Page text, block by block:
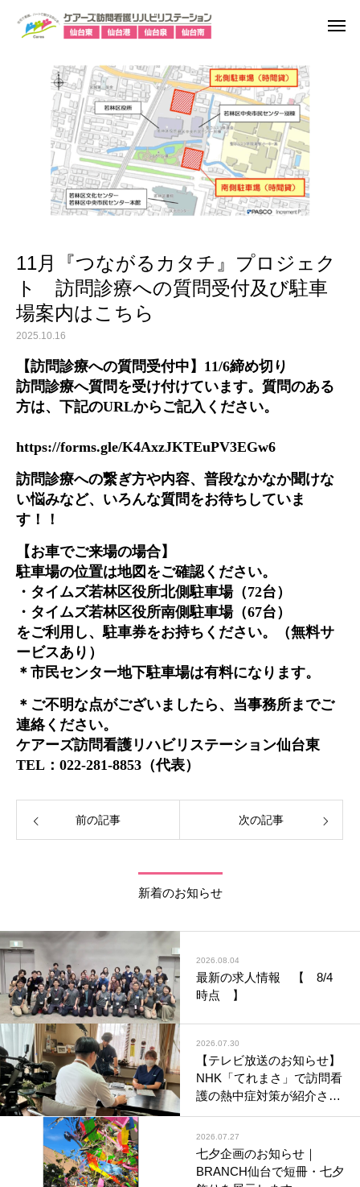
11月『つながるカタチ』プロジェク
ト 訪問診療への質問受付及び駐車
場案内はこちら
2025.10.16
【訪問診療への質問受付中】11/6締め切り
訪問診療へ質問を受け付けています。質問のある
方は、下記のURLからご記入ください。
https://forms.gle/K4AxzJKTEuPV3EGw6
訪問診療への繋ぎ方や内容、普段なかなか聞けな
い悩みなど、いろんな質問をお待ちしていま
す！！
【お車でご来場の場合】
駐車場の位置は地図をご確認ください。
・タイムズ若林区役所北側駐車場（72台）
・タイムズ若林区役所南側駐車場（67台）
をご利用し、駐車券をお持ちください。（無料サ
ービスあり）
＊市民センター地下駐車場は有料になります。
＊ご不明な点がございましたら、当事務所までご
連絡ください。
ケアーズ訪問看護リハビリステーション仙台東
TEL：022-281-8853（代表）
前の記事 次の記事
新着のお知らせ
2026.08.04
最新の求人情報 【 8/4
時点 】
2026.07.30
【テレビ放送のお知らせ】
NHK「てれまさ」で訪問看
護の熱中症対策が紹介され
ます
2026.07.27
七夕企画のお知らせ｜
BRANCH仙台で短冊・七夕